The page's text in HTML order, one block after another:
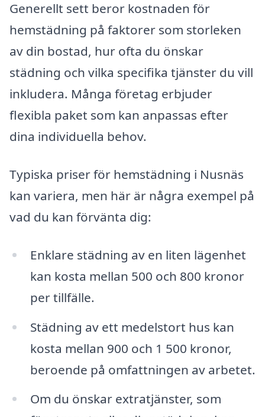
Generellt sett beror kostnaden för
hemstädning på faktorer som storleken
av din bostad, hur ofta du önskar
städning och vilka specifika tjänster du vill
inkludera. Många företag erbjuder
flexibla paket som kan anpassas efter
dina individuella behov.
Typiska priser för hemstädning i Nusnäs
kan variera, men här är några exempel på
vad du kan förvänta dig:
Enklare städning av en liten lägenhet
kan kosta mellan 500 och 800 kronor
per tillfälle.
Städning av ett medelstort hus kan
kosta mellan 900 och 1 500 kronor,
beroende på omfattningen av arbetet.
Om du önskar extratjänster, som